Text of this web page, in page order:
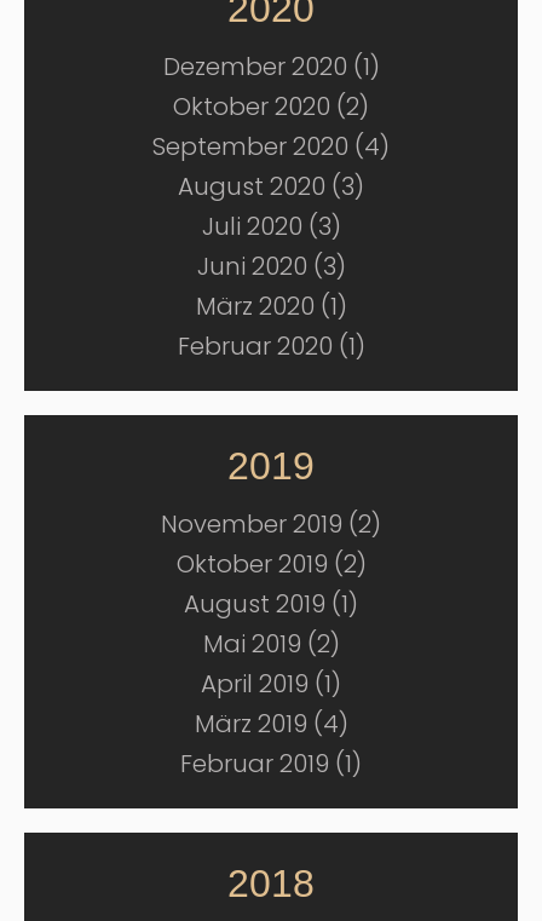
2020
Dezember 2020 (1)
Oktober 2020 (2)
September 2020 (4)
August 2020 (3)
Juli 2020 (3)
Juni 2020 (3)
März 2020 (1)
Februar 2020 (1)
2019
November 2019 (2)
Oktober 2019 (2)
August 2019 (1)
Mai 2019 (2)
April 2019 (1)
März 2019 (4)
Februar 2019 (1)
2018